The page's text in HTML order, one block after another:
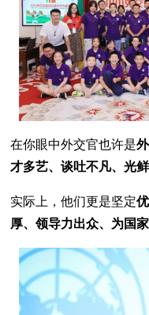
在你眼中外交官也许是
才多艺、谈吐不凡、光
实际上，他们更是坚定
厚、领导力出众、为国